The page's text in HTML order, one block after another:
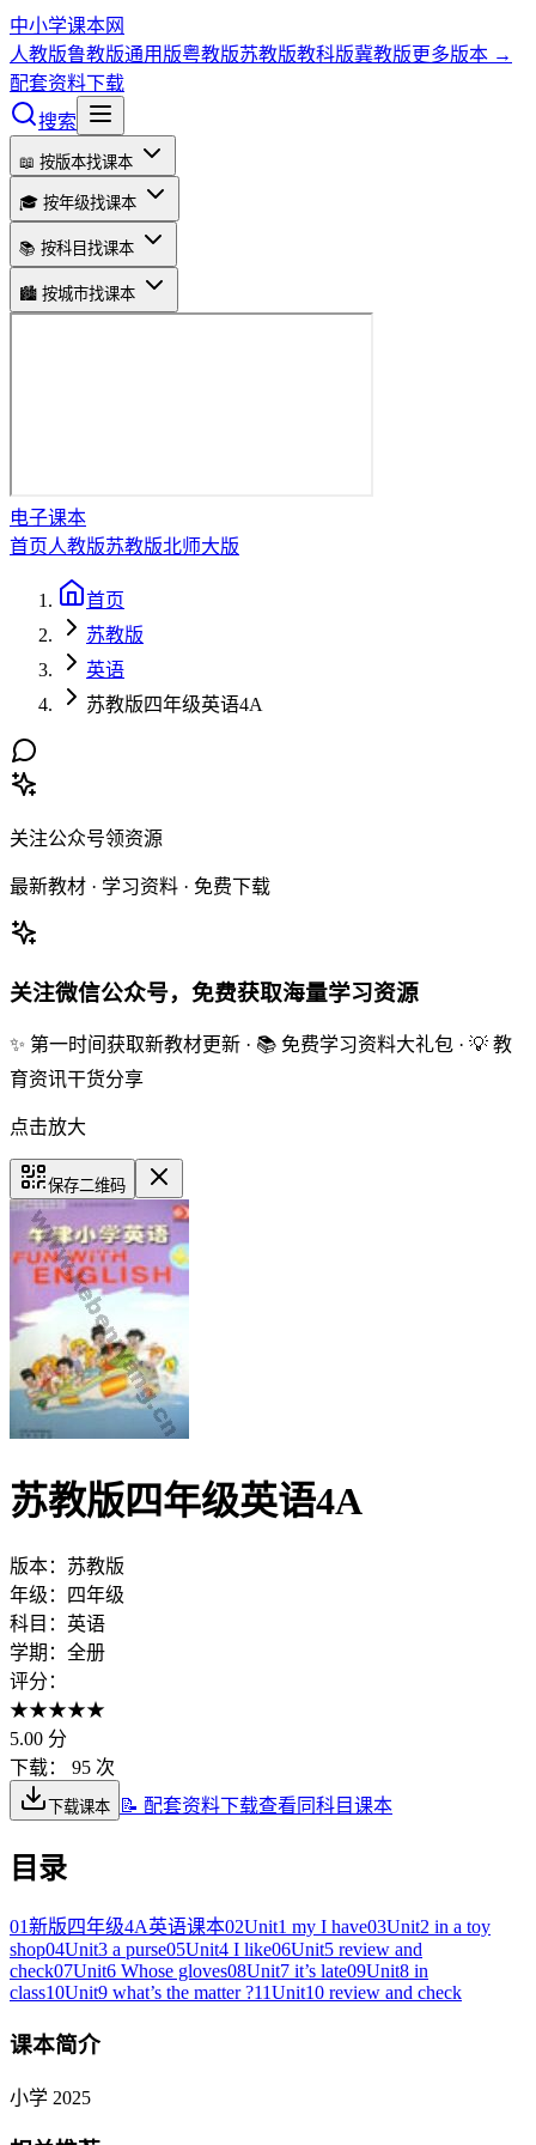
中小学课本网
人教版鲁教版通用版粤教版苏教版教科版冀教版更多版本 →
配套资料下载
搜索
📖 按版本找课本
🎓 按年级找课本
📚 按科目找课本
🏙️ 按城市找课本
电子课本
首页人教版苏教版北师大版
首页
苏教版
英语
苏教版四年级英语4A
关注公众号领资源
最新教材 · 学习资料 · 免费下载
关注微信公众号，免费获取海量学习资源
✨ 第一时间获取新教材更新 · 📚 免费学习资料大礼包 · 💡 教
育资讯干货分享
点击放大
保存二维码
苏教版四年级英语4A
版本： 苏教版
年级：
四年级
科目： 英语
学期： 全册
评分：
★★★★★
5.00 分
下载：
95 次
下载课本 📝 配套资料下载查看同科目课本
目录
01新版四年级4A英语课本02Unit1 my I have03Unit2 in a toy
shop04Unit3 a purse05Unit4 I like06Unit5 review and
check07Unit6 Whose gloves08Unit7 it’s late09Unit8 in
class10Unit9 what’s the matter ?11Unit10 review and check
课本简介
小学 2025